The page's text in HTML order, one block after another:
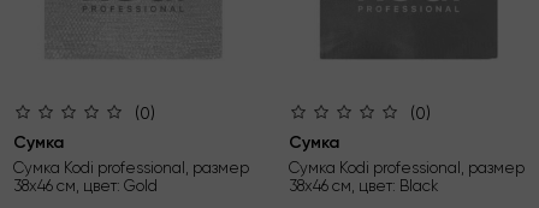
(0)
Сумка
Сумка Kodi professional, размер
38х46 см, цвет: Gold
(0)
Сумка
Сумка Kodi professional, размер
38х46 см, цвет: Black